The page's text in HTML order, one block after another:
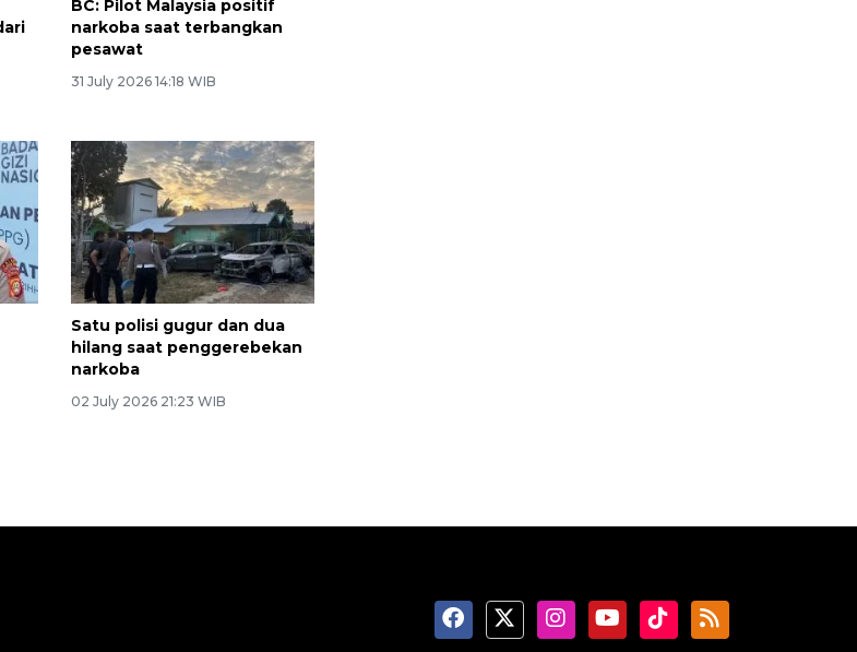
BC: Pilot Malaysia positif
narkoba saat terbangkan
pesawat
31 July 2026 14:18 WIB
Satu polisi gugur dan dua
hilang saat penggerebekan
narkoba
02 July 2026 21:23 WIB